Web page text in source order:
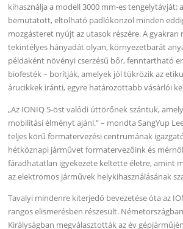
kihasználja a modell 3000 mm-es tengelytávját:
bemutatott, eltolható padlókonzol minden
mozgásteret nyújt az utasok részére. A
tekintélyes hányadát olyan, környezetbarát
példaként növényi cserzésű bőr, fenntartható
biofesték – borítják, amelyek jól tükrözik az
árucikkek iránti, egyre határozottabb vásárlói
„Az IONIQ 5-öst valódi úttörőnek szántuk,
mobilitási élményt ajánl.” – mondta SangYup
teljes körű formatervezési centrumának
hétköznapi járművet formatervezőink és
fáradhatatlan igyekezete keltette életre, amint
az elektromos járművek helykihasználásának
Tavalyi mindenre kiterjedő bevezetése óta az
rangos elismerésben részesült.
Királyságban megválasztották az év